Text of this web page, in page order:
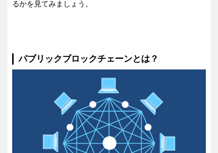
るかを見てみましょう。
パブリックブロックチェーンとは？